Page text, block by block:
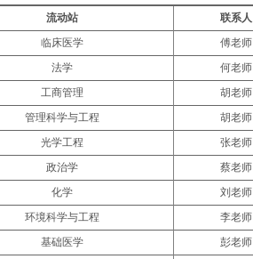
流动站 联系人
临床医学 傅老师
法学 何老师
工商管理 胡老师
管理科学与工程 胡老师
光学工程 张老师
政治学 蔡老师
化学 刘老师
环境科学与工程 李老师
基础医学 彭老师